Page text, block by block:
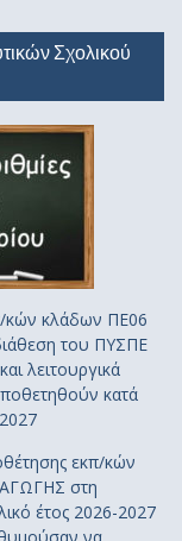
Σχολικού
κών κλάδων ΠΕ06
του ΠΥΣΠΕ
λειτουργικά
κατά
εκπ/κών
στη
έτος 2026-2027